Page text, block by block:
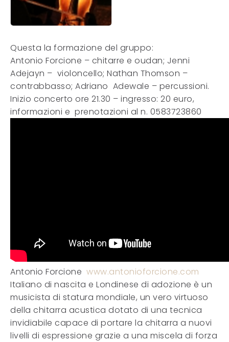
Questa la formazione del gruppo:
Antonio Forcione – chitarre e oudan; Jenni
Adejayn – violoncello; Nathan Thomson –
contrabbasso; Adriano Adewale – percussioni.
Inizio concerto ore 21.30 – ingresso: 20 euro,
informazioni e prenotazioni al n. 0583723860
Antonio Forcione www.antonioforcione.com
Italiano di nascita e Londinese di adozione è un
musicista di statura mondiale, un vero virtuoso
della chitarra acustica dotato di una tecnica
invidiabile capace di portare la chitarra a nuovi
livelli di espressione grazie a una miscela di forza